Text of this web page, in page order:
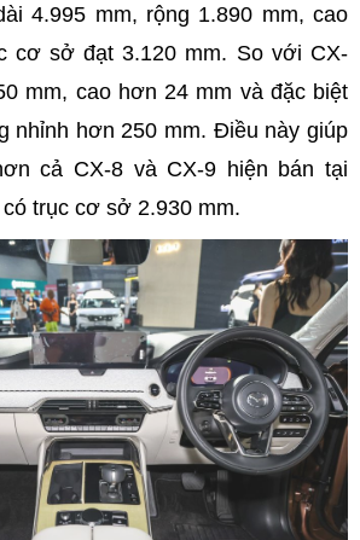
4.995 mm, rộng 1.890 mm, cao
cơ sở đạt 3.120 mm. So với CX-
mm, cao hơn 24 mm và đặc biệt
nhỉnh hơn 250 mm. Điều này giúp
cả CX-8 và CX-9 hiện bán tại
trục cơ sở 2.930 mm.